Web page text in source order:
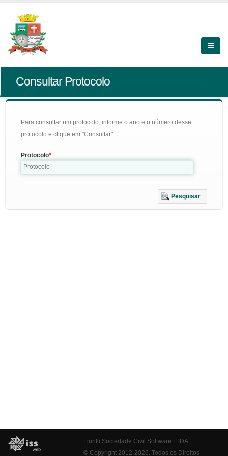
Consultar Protocolo
Para consultar um protocolo, informe o ano e o número desse
protocolo e clique em "Consultar".
Protocolo
Pesquisar
Fiorilli Sociedade Civil Software LTDA
© Copyright 2012-2026. Todos os Direitos